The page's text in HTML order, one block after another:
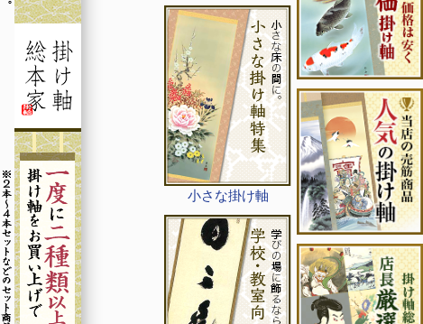
小さな掛け軸